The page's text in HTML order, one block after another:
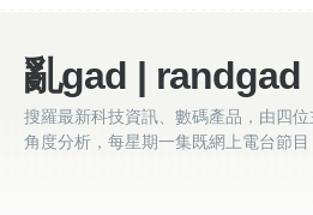
亂gad |
搜羅最新科技資訊、數碼產品，由四
角度分析，每星期一集既網上電台節目